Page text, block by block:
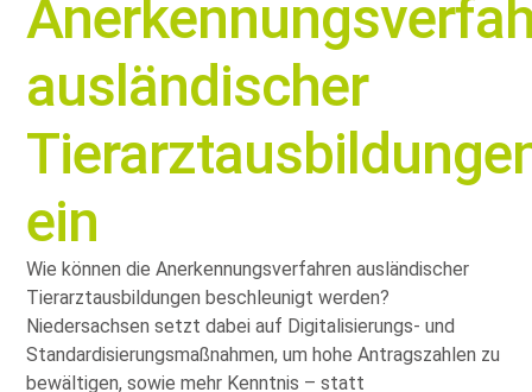
ausländischer
ein
Wie können die Anerkennungsverfahren ausländischer
Tierarztausbildungen beschleunigt werden?
Niedersachsen setzt dabei auf Digitalisierungs- und
Standardisierungsmaßnahmen, um hohe Antragszahlen zu
bewältigen, sowie mehr Kenntnis – statt